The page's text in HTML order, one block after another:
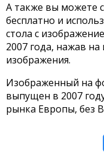
А также вы можете
бесплатно и
стола с
2007 года, нажав
изображения.
Изображенный на
выпущен в 2007
рынка Европы, без